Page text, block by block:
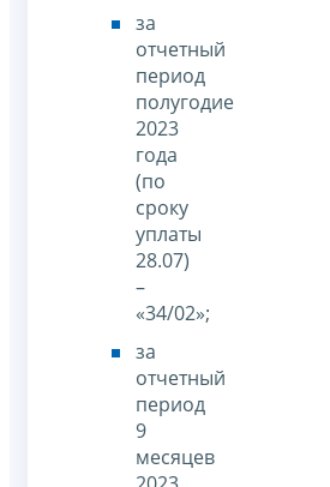
за
отчетный
период
полугодие
2023
года
(по
сроку
уплаты
28.07)
–
«34/02»;
за
отчетный
период
9
месяцев